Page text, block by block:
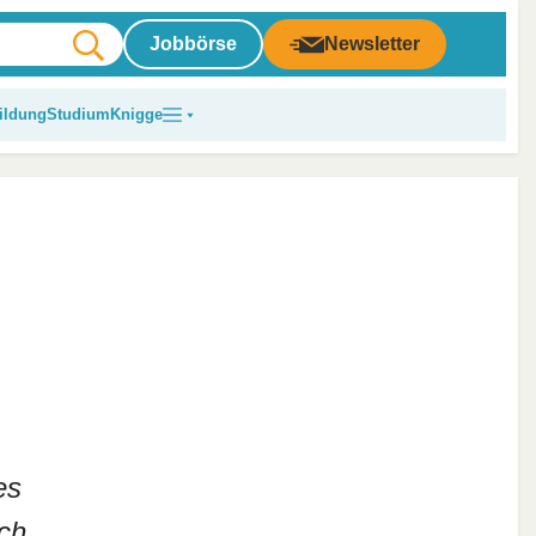
Jobbörse Newsletter
Studium Knigge